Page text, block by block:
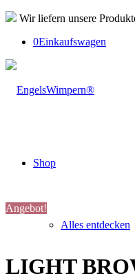
Wir liefern unsere
0Einkaufswagen
Shop
Alles entdecken
Angebot!
LIGHT